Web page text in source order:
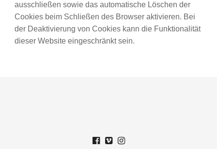
ausschließen sowie das automatische Löschen der
Cookies beim Schließen des Browser aktivieren. Bei
der Deaktivierung von Cookies kann die Funktionalität
dieser Website eingeschränkt sein.